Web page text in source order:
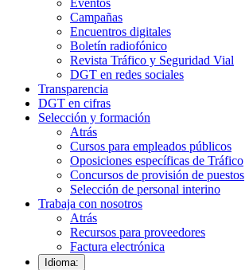
Eventos
Campañas
Encuentros digitales
Boletín radiofónico
Revista Tráfico y Seguridad Vial
DGT en redes sociales
Transparencia
DGT en cifras
Selección y formación
Atrás
Cursos para empleados públicos
Oposiciones específicas de Tráfico
Concursos de provisión de puestos
Selección de personal interino
Trabaja con nosotros
Atrás
Recursos para proveedores
Factura electrónica
Idioma: